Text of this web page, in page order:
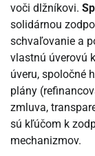
voči dlžníkovi.
solidárnou
schvaľovanie a
vlastnú úverovú
úveru, spoločné
plány
zmluva,
sú kľúčom k
mechanizmov.